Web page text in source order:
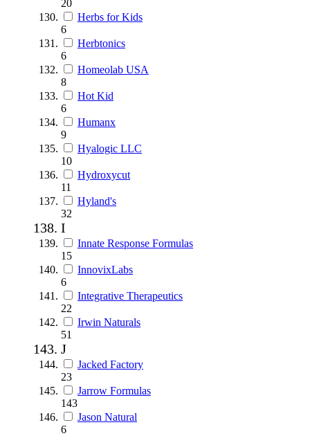
20
Herbs for Kids
6
Herbtonics
6
Homeolab USA
8
Hot Kid
6
Humanx
9
Hyalogic LLC
10
Hydroxycut
11
Hyland's
32
I
Innate Response Formulas
15
InnovixLabs
6
Integrative Therapeutics
22
Irwin Naturals
51
J
Jacked Factory
23
Jarrow Formulas
143
Jason Natural
6